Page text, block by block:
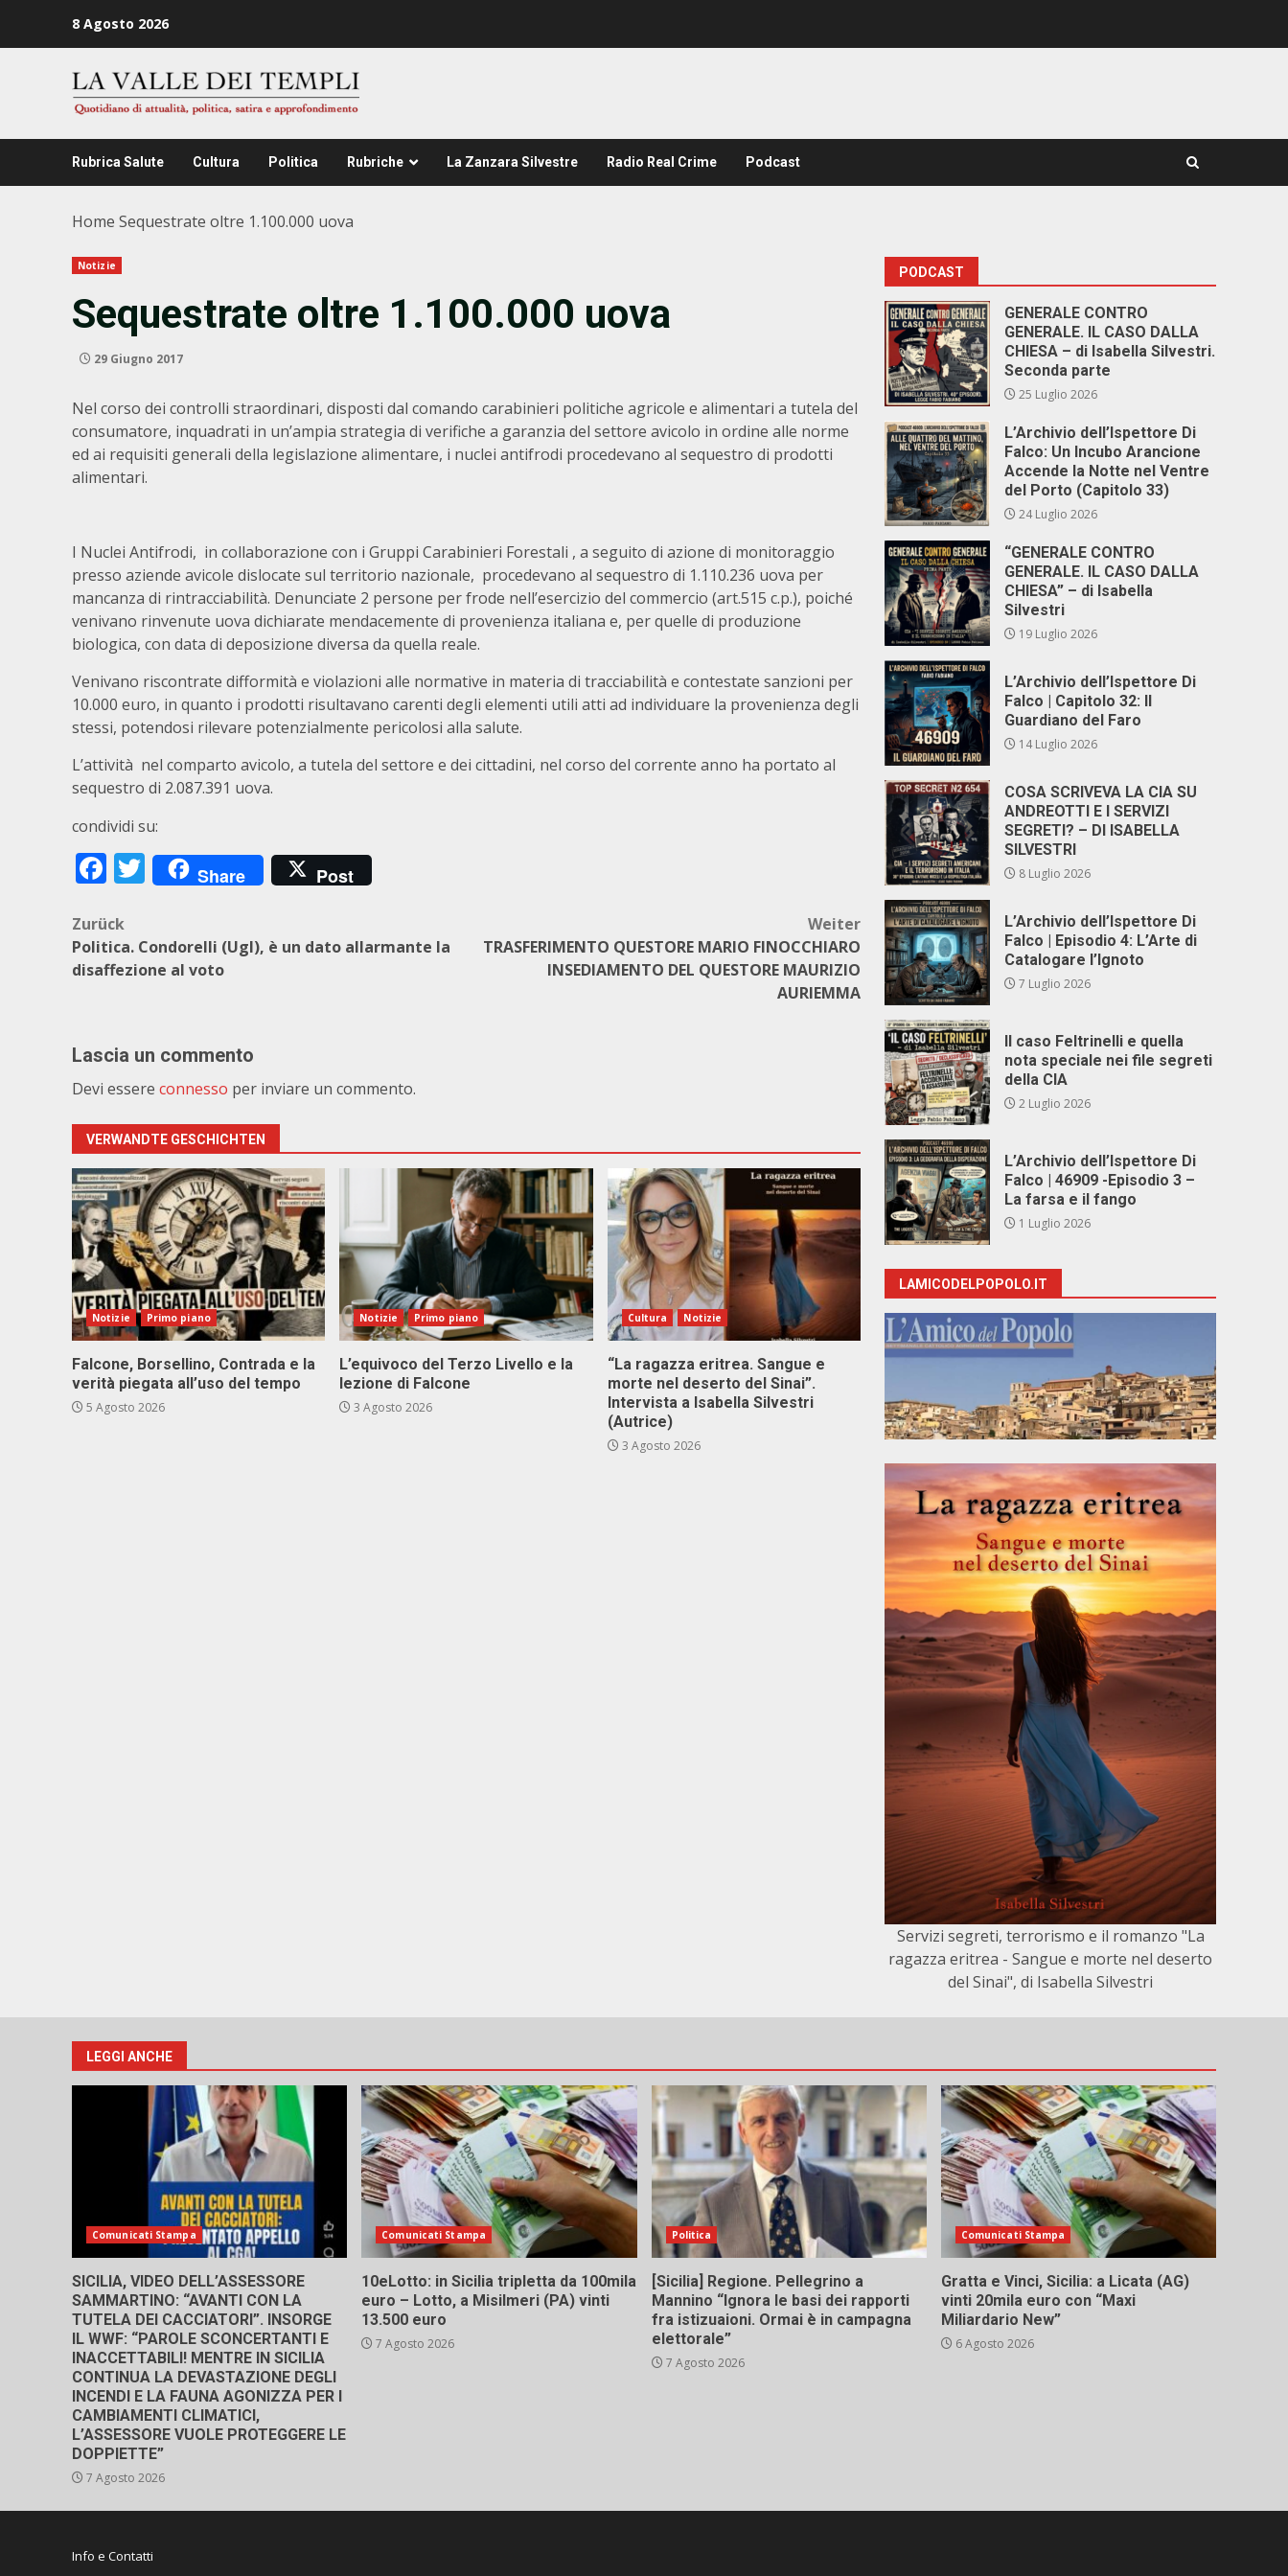
8 Agosto 2026
Rubrica Salute Cultura Politica Rubriche La Zanzara Silvestre Radio Real Crime Podcast
Home Sequestrate oltre 1.100.000 uova
Notizie
Sequestrate oltre 1.100.000 uova
29 Giugno 2017
Nel corso dei controlli straordinari, disposti dal comando carabinieri politiche agricole e alimentari a tutela del
consumatore, inquadrati in un’ampia strategia di verifiche a garanzia del settore avicolo in ordine alle norme
ed ai requisiti generali della legislazione alimentare, i nuclei antifrodi procedevano al sequestro di prodotti
alimentari.
I Nuclei Antifrodi, in collaborazione con i Gruppi Carabinieri Forestali , a seguito di azione di monitoraggio
presso aziende avicole dislocate sul territorio nazionale, procedevano al sequestro di 1.110.236 uova per
mancanza di rintracciabilità. Denunciate 2 persone per frode nell’esercizio del commercio (art.515 c.p.), poiché
venivano rinvenute uova dichiarate mendacemente di provenienza italiana e, per quelle di produzione
biologica, con data di deposizione diversa da quella reale.
Venivano riscontrate difformità e violazioni alle normative in materia di tracciabilità e contestate sanzioni per
10.000 euro, in quanto i prodotti risultavano carenti degli elementi utili atti ad individuare la provenienza degli
stessi, potendosi rilevare potenzialmente pericolosi alla salute.
L’attività nel comparto avicolo, a tutela del settore e dei cittadini, nel corso del corrente anno ha portato al
sequestro di 2.087.391 uova.
condividi su:
Facebook
Twitter
Share Post
Beitragsnavigation
Zurück
Politica. Condorelli (Ugl), è un dato allarmante la
disaffezione al voto
Weiter
TRASFERIMENTO QUESTORE MARIO FINOCCHIARO
INSEDIAMENTO DEL QUESTORE MAURIZIO
AURIEMMA
Lascia un commento
Devi essere connesso per inviare un commento.
VERWANDTE GESCHICHTEN
Notizie Primo piano
Falcone, Borsellino, Contrada e la
verità piegata all’uso del tempo
5 Agosto 2026
Notizie Primo piano
L’equivoco del Terzo Livello e la
lezione di Falcone
3 Agosto 2026
Cultura Notizie
“La ragazza eritrea. Sangue e
morte nel deserto del Sinai”.
Intervista a Isabella Silvestri
(Autrice)
3 Agosto 2026
PODCAST
GENERALE CONTRO
GENERALE. IL CASO DALLA
CHIESA – di Isabella Silvestri.
Seconda parte
25 Luglio 2026
L’Archivio dell’Ispettore Di
Falco: Un Incubo Arancione
Accende la Notte nel Ventre
del Porto (Capitolo 33)
24 Luglio 2026
“GENERALE CONTRO
GENERALE. IL CASO DALLA
CHIESA” – di Isabella
Silvestri
19 Luglio 2026
L’Archivio dell’Ispettore Di
Falco | Capitolo 32: Il
Guardiano del Faro
14 Luglio 2026
COSA SCRIVEVA LA CIA SU
ANDREOTTI E I SERVIZI
SEGRETI? – DI ISABELLA
SILVESTRI
8 Luglio 2026
L’Archivio dell’Ispettore Di
Falco | Episodio 4: L’Arte di
Catalogare l’Ignoto
7 Luglio 2026
Il caso Feltrinelli e quella
nota speciale nei file segreti
della CIA
2 Luglio 2026
L’Archivio dell’Ispettore Di
Falco | 46909 -Episodio 3 –
La farsa e il fango
1 Luglio 2026
LAMICODELPOPOLO.IT
Servizi segreti, terrorismo e il romanzo "La
ragazza eritrea - Sangue e morte nel deserto
del Sinai", di Isabella Silvestri
LEGGI ANCHE
Comunicati Stampa
SICILIA, VIDEO DELL’ASSESSORE
SAMMARTINO: “AVANTI CON LA
TUTELA DEI CACCIATORI”. INSORGE
IL WWF: “PAROLE SCONCERTANTI E
INACCETTABILI! MENTRE IN SICILIA
CONTINUA LA DEVASTAZIONE DEGLI
INCENDI E LA FAUNA AGONIZZA PER I
CAMBIAMENTI CLIMATICI,
L’ASSESSORE VUOLE PROTEGGERE LE
DOPPIETTE”
7 Agosto 2026
Comunicati Stampa
10eLotto: in Sicilia tripletta da 100mila
euro – Lotto, a Misilmeri (PA) vinti
13.500 euro
7 Agosto 2026
Politica
[Sicilia] Regione. Pellegrino a
Mannino “Ignora le basi dei rapporti
fra istizuaioni. Ormai è in campagna
elettorale”
7 Agosto 2026
Comunicati Stampa
Gratta e Vinci, Sicilia: a Licata (AG)
vinti 20mila euro con “Maxi
Miliardario New”
6 Agosto 2026
Info e Contatti